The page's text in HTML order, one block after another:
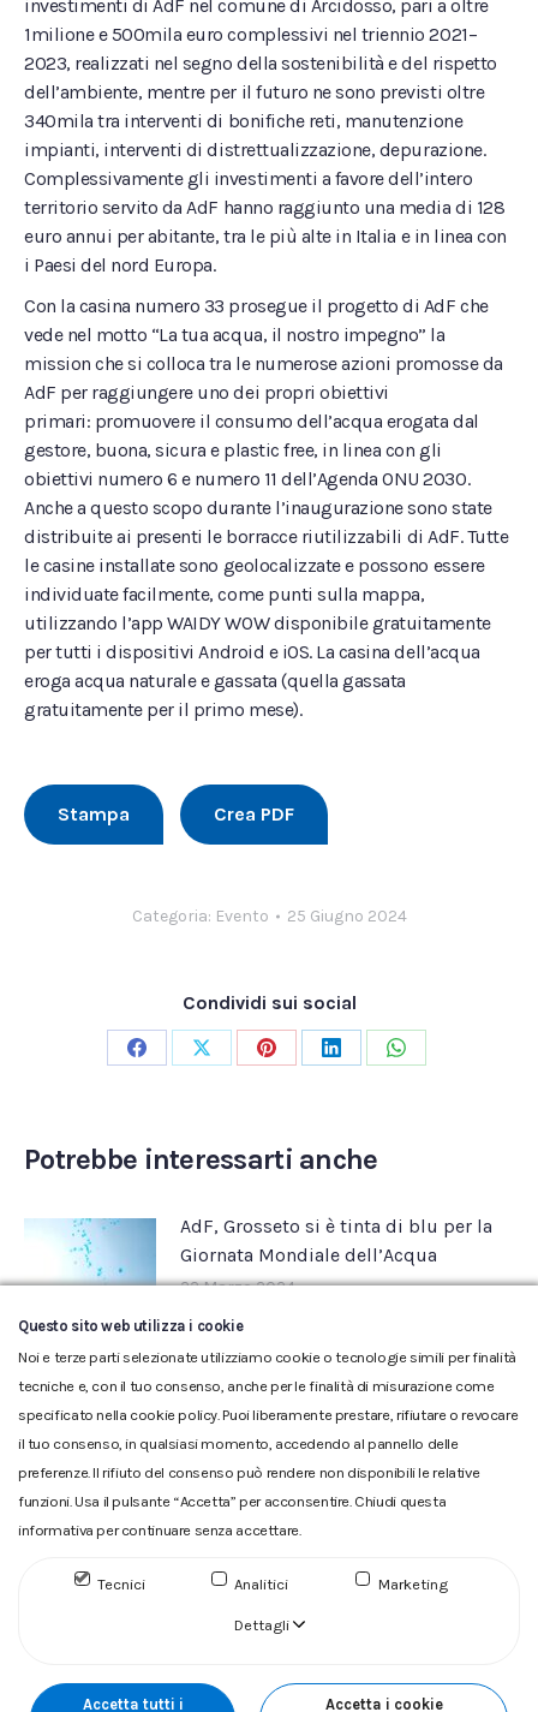
investimenti di AdF nel comune di Arcidosso, pari a oltre
1milione e 500mila euro complessivi nel triennio 2021–
2023, realizzati nel segno della sostenibilità e del rispetto
dell’ambiente, mentre per il futuro ne sono previsti oltre
340mila tra interventi di bonifiche reti, manutenzione
impianti, interventi di distrettualizzazione, depurazione.
Complessivamente gli investimenti a favore dell’intero
territorio servito da AdF hanno raggiunto una media di 128
euro annui per abitante, tra le più alte in Italia e in linea con
i Paesi del nord Europa.
Con la casina numero 33 prosegue il progetto di AdF che
vede nel motto “La tua acqua, il nostro impegno” la
mission che si colloca tra le numerose azioni promosse da
AdF per raggiungere uno dei propri obiettivi
primari: promuovere il consumo dell’acqua erogata dal
gestore, buona, sicura e plastic free, in linea con gli
obiettivi numero 6 e numero 11 dell’Agenda ONU 2030.
Anche a questo scopo durante l’inaugurazione sono state
distribuite ai presenti le borracce riutilizzabili di AdF. Tutte
le casine installate sono geolocalizzate e possono essere
individuate facilmente, come punti sulla mappa,
utilizzando l’app WAIDY WOW disponibile gratuitamente
per tutti i dispositivi Android e iOS. La casina dell’acqua
eroga acqua naturale e gassata (quella gassata
gratuitamente per il primo mese).
Stampa Crea PDF
Categoria: Evento 25 Giugno 2024
Condividi sui social
CondividiCondividiCondividiCondividiCondividi
Potrebbe interessarti anche
AdF, Grosseto si è tinta di blu per la
Giornata Mondiale dell’Acqua
22 Marzo 2024
Glossario|Privacy|Cookie|Reclamo
fiscale 00304790538 (P.IVA) già iscritta al n.10.029 - Capitale
Questo sito web utilizza i cookie
Noi e terze parti selezionate utilizziamo cookie o tecnologie simili per finalità
tecniche e, con il tuo consenso, anche per le finalità di misurazione come
specificato nella cookie policy. Puoi liberamente prestare, rifiutare o revocare
il tuo consenso, in qualsiasi momento, accedendo al pannello delle
preferenze. Il rifiuto del consenso può rendere non disponibili le relative
funzioni. Usa il pulsante “Accetta” per acconsentire. Chiudi questa
informativa per continuare senza accettare.
Tecnici Analitici Marketing
Dettagli
Accetta tutti i Accetta i cookie